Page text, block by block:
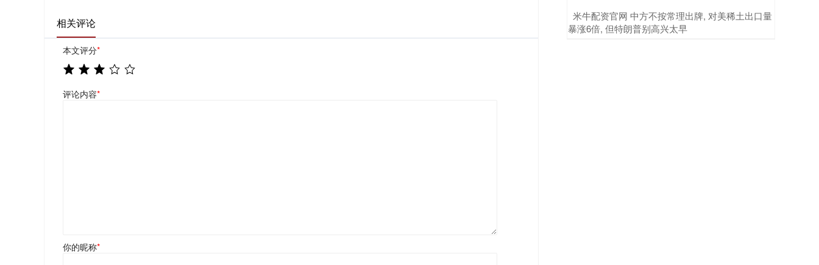
相关评论
本文评分*
评论内容*
你的昵称*
​米牛配资官网 中方不按常理出牌, 对美稀土出口量
暴涨6倍, 但特朗普别高兴太早